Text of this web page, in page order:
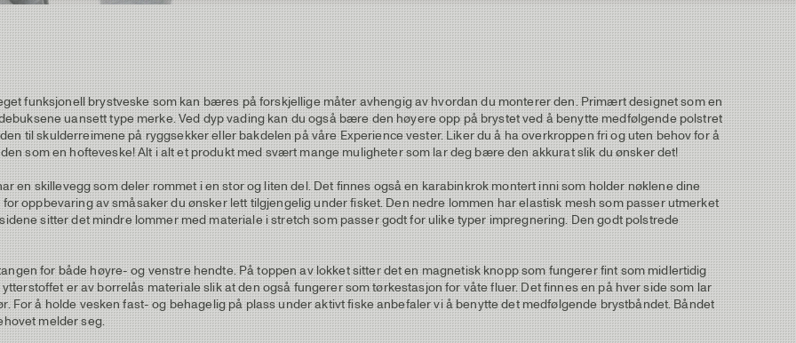
funksjonell brystveske som kan bæres på forskjellige måter avhengig av hvordan du monterer den. Primært designet som en
uansett type merke. Ved dyp vading kan du også bære den høyere opp på brystet ved å benytte medfølgende polstret
til skulderreimene på ryggsekker eller bakdelen på våre Experience vester. Liker du å ha overkroppen fri og uten behov for å
som en hofteveske! Alt i alt et produkt med svært mange muligheter som lar deg bære den akkurat slik du ønsker det!
en skillevegg som deler rommet i en stor og liten del. Det finnes også en karabinkrok montert inni som holder nøklene dine
oppbevaring av småsaker du ønsker lett tilgjengelig under fisket. Den nedre lommen har elastisk mesh som passer utmerket
sitter det mindre lommer med materiale i stretch som passer godt for ulike typer impregnering. Den godt polstrede
for både høyre- og venstre hendte. På toppen av lokket sitter det en magnetisk knopp som fungerer fint som midlertidig
er av borrelås materiale slik at den også fungerer som tørkestasjon for våte fluer. Det finnes en på hver side som lar
For å holde vesken fast- og behagelig på plass under aktivt fiske anbefaler vi å benytte det medfølgende brystbåndet. Båndet
melder seg.